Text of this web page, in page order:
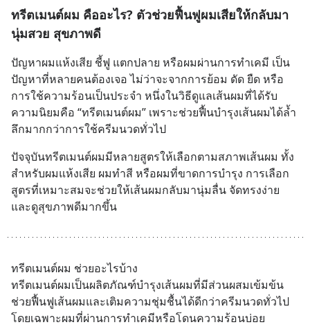
ทรีตเมนต์ผม คืออะไร? ตัวช่วยฟื้นฟูผมเสียให้กลับมา
นุ่มสวย สุขภาพดี
ปัญหาผมแห้งเสีย ชี้ฟู แตกปลาย หรือผมผ่านการทำเคมี เป็น
ปัญหาที่หลายคนต้องเจอ ไม่ว่าจะจากการย้อม ดัด ยืด หรือ
การใช้ความร้อนเป็นประจำ หนึ่งในวิธีดูแลเส้นผมที่ได้รับ
ความนิยมคือ “ทรีตเมนต์ผม” เพราะช่วยฟื้นบำรุงเส้นผมได้ล้ำ
ลึกมากกว่าการใช้ครีมนวดทั่วไป
ปัจจุบันทรีตเมนต์ผมมีหลายสูตรให้เลือกตามสภาพเส้นผม ทั้ง
สำหรับผมแห้งเสีย ผมทำสี หรือผมที่ขาดการบำรุง การเลือก
สูตรที่เหมาะสมจะช่วยให้เส้นผมกลับมานุ่มลื่น จัดทรงง่าย
และดูสุขภาพดีมากขึ้น
ทรีตเมนต์ผม ช่วยอะไรบ้าง
ทรีตเมนต์ผมเป็นผลิตภัณฑ์บำรุงเส้นผมที่มีส่วนผสมเข้มข้น
ช่วยฟื้นฟูเส้นผมและเติมความชุ่มชื้นได้ดีกว่าครีมนวดทั่วไป
โดยเฉพาะผมที่ผ่านการทำเคมีหรือโดนความร้อนบ่อย